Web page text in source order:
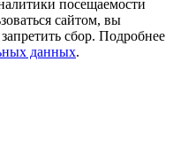
посещаемости
сайтом, вы
сбор. Подробнее
данных.